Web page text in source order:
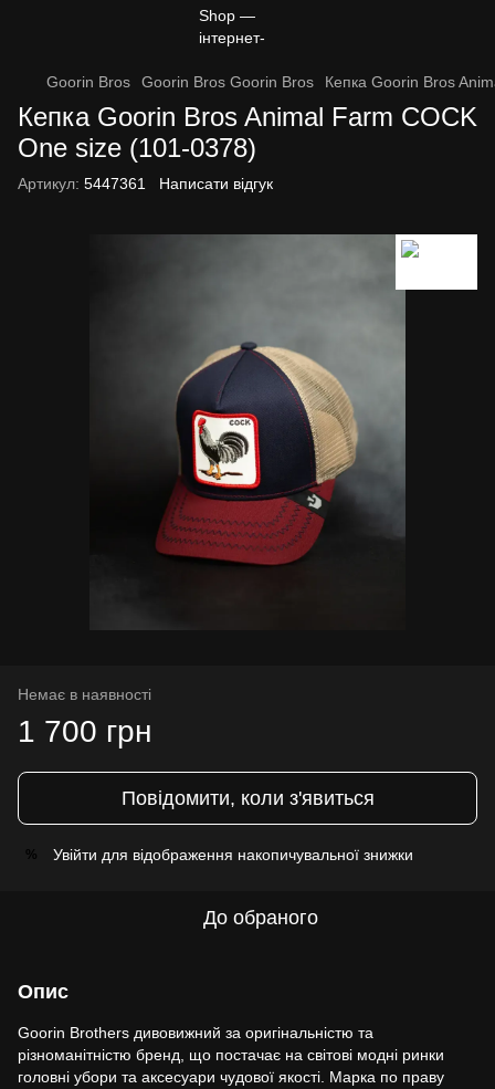
Goorin Bros Goorin Bros Goorin Bros Кепка Goorin Bros
Кепка Goorin Bros Animal Farm COCK
One size (101-0378)
Артикул: 5447361 Написати відгук
Немає в наявності
1 700 грн
Повідомити, коли з'явиться
% Увійти для відображення накопичувальної знижки
До обраного
Опис
Goorin Brothers дивовижний за оригінальністю та
різноманітністю бренд, що постачає на світові модні ринки
головні убори та аксесуари чудової якості. Марка по праву